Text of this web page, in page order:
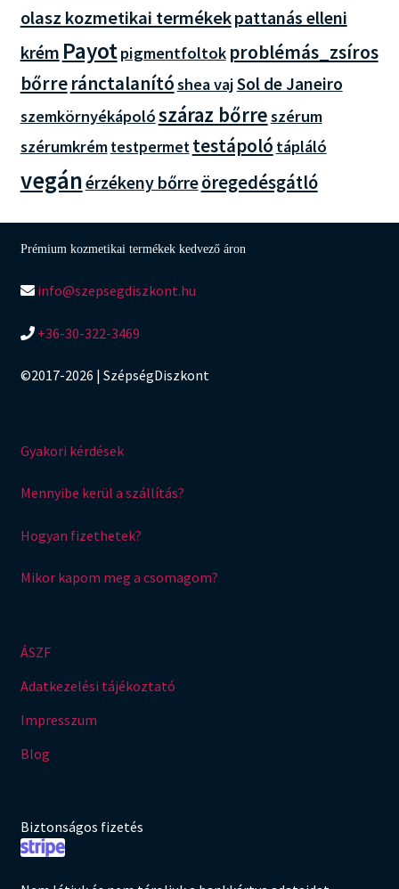
olasz kozmetikai termékekpattanás elleni
krém Payotpigmentfoltok problémás_zsíros
bőrreránctalanítóshea vajSol de Janeiro
szemkörnyékápolószáraz bőrreszérum
szérumkrémtestpermettestápoló tápláló
vegánérzékeny bőrreöregedésgátló
Prémium kozmetikai termékek kedvező áron
info@szepsegdiszkont.hu
+36-30-322-3469
©2017-2026 | SzépségDiszkont
Gyakori kérdések
Mennyibe kerül a szállítás?
Hogyan fizethetek?
Mikor kapom meg a csomagom?
ÁSZF
Adatkezelési tájékoztató
Impresszum
Blog
Biztonságos fizetés